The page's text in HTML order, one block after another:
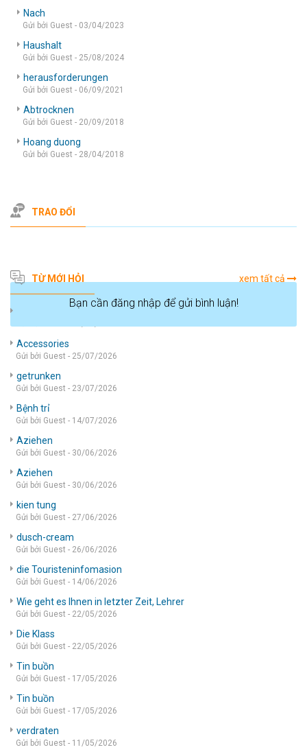
Nach
Gửi bởi Guest - 03/04/2023
Haushalt
Gửi bởi Guest - 25/08/2024
herausforderungen
Gửi bởi Guest - 06/09/2021
Abtrocknen
Gửi bởi Guest - 20/09/2018
Hoang duong
Gửi bởi Guest - 28/04/2018
TRAO ĐỔI
Bạn cần đăng nhập để gửi bình luận!
TỪ MỚI HỎI xem tất cả
Accessories
Gửi bởi Guest - 25/07/2026
getrunken
Gửi bởi Guest - 23/07/2026
Bệnh trỉ
Gửi bởi Guest - 14/07/2026
Aziehen
Gửi bởi Guest - 30/06/2026
Aziehen
Gửi bởi Guest - 30/06/2026
kien tung
Gửi bởi Guest - 27/06/2026
dusch-cream
Gửi bởi Guest - 26/06/2026
die Touristeninfomasion
Gửi bởi Guest - 14/06/2026
Wie geht es Ihnen in letzter Zeit, Lehrer
Gửi bởi Guest - 22/05/2026
Die Klass
Gửi bởi Guest - 22/05/2026
Tin buồn
Gửi bởi Guest - 17/05/2026
Tin buồn
Gửi bởi Guest - 17/05/2026
verdraten
Gửi bởi Guest - 11/05/2026